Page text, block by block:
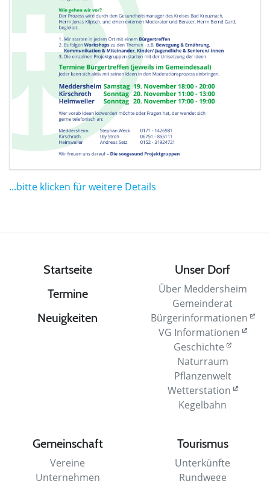
...bitte klicken für weitere Details
Startseite
Termine
Neuigkeiten
Unser Dorf
Über Meddersheim
Gemeinderat
Bürgerinformationen
VG Informationen
Geschichte
Naturraum
Pflanzenwelt
Wetterstation
Kegelbahn
Gemeinschaft
Vereine
Unternehmen
Tourismus
Unterkünfte
Rundwege